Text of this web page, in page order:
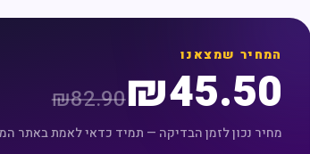
המחיר שמצאנו
₪45.50
₪82.90
מחיר נכון לזמן הבדיקה — תמיד כדאי לאמת באתר